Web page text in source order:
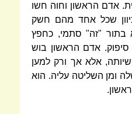
אדם הראשון וחוה חשו
שכל אחד מהם חשק
בתור "זה" סתמי, כחפץ
סיפוק. אדם הראשון בוש
אלא אך ורק למען
ומן השליטה עליה. הוא